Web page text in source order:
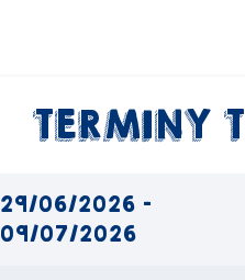
TERMINY
29/06/2026 -
09/07/2026